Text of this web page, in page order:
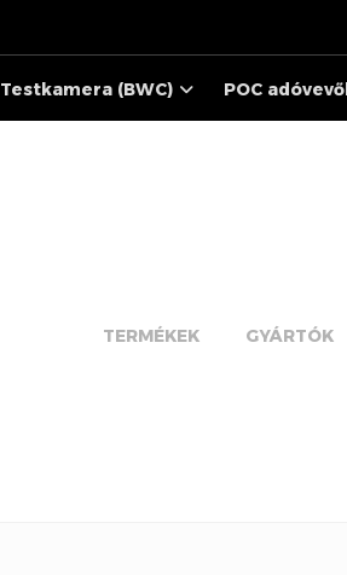
Testkamera (BWC) POC
TERMÉKEK GYÁRTÓK